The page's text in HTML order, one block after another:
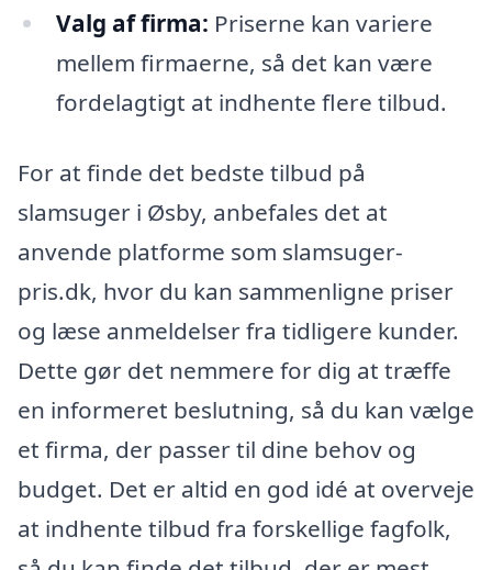
Valg af firma: Priserne kan variere
mellem firmaerne, så det kan være
fordelagtigt at indhente flere tilbud.
For at finde det bedste tilbud på
slamsuger i Øsby, anbefales det at
anvende platforme som slamsuger-
pris.dk, hvor du kan sammenligne priser
og læse anmeldelser fra tidligere kunder.
Dette gør det nemmere for dig at træffe
en informeret beslutning, så du kan vælge
et firma, der passer til dine behov og
budget. Det er altid en god idé at overveje
at indhente tilbud fra forskellige fagfolk,